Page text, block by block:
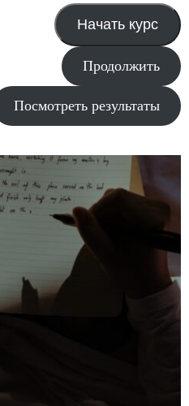
Начать курс
Продолжить
Посмотреть результаты